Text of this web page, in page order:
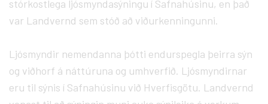
stórkostlega ljósmyndasýningu í Safnahúsinu, en það
var Landvernd sem stóð að viðurkenningunni.
Ljósmyndir nemendanna þótti endurspegla þeirra sýn
og viðhorf á náttúruna og umhverfið. Ljósmyndirnar
eru til sýnis í Safnahúsinu við Hverfisgötu. Landvernd